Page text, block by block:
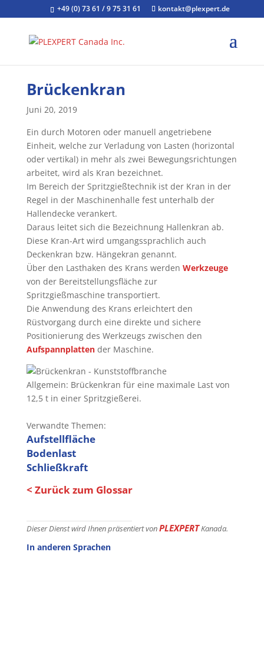
+49 (0) 73 61 / 9 75 31 61 kontakt@plexpert.de
Brückenkran
Juni 20, 2019
Ein durch Motoren oder manuell angetriebene
Einheit, welche zur Verladung von Lasten (horizontal
oder vertikal) in mehr als zwei Bewegungsrichtungen
arbeitet, wird als Kran bezeichnet.
Im Bereich der Spritzgießtechnik ist der Kran in der
Regel in der Maschinenhalle fest unterhalb der
Hallendecke verankert.
Daraus leitet sich die Bezeichnung Hallenkran ab.
Diese Kran-Art wird umgangssprachlich auch
Deckenkran bzw. Hängekran genannt.
Über den Lasthaken des Krans werden Werkzeuge
von der Bereitstellungsfläche zur
Spritzgießmaschine transportiert.
Die Anwendung des Krans erleichtert den
Rüstvorgang durch eine direkte und sichere
Positionierung des Werkzeugs zwischen den
Aufspannplattender Maschine.
Allgemein: Brückenkran für eine maximale Last von
12,5 t in einer Spritzgießerei.
Verwandte Themen:
Aufstellfläche
Bodenlast
Schließkraft
< Zurück zum Glossar
Dieser Dienst wird Ihnen präsentiert vonPLEXPERTKanada.
In anderen Sprachen